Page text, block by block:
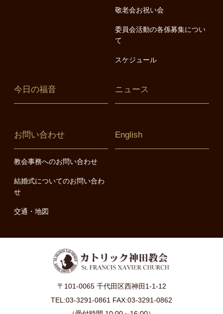
敬老会お祝い会
委員会活動の各係募集につい
て
スケジュール
今日の福音 ニュース
お問い合わせ
教会事務へのお問い合わせ
結婚式についてのお問い合わ
せ
交通・地図
English
〒101-0065 千代田区西神田1-1-12
TEL:03-3291-0861 FAX:03-3291-0862